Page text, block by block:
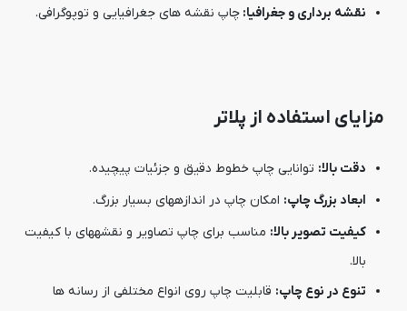
نقشه برداری و جغرافیا: چاپ نقشه های جغرافیایی و توپوگرافی.
مزایای استفاده از پلاتر
دقت بالا: توانایی چاپ خطوط دقیق و جزئیات پیچیده.
ابعاد بزرگ چاپ: امکان چاپ در اندازههای بسیار بزرگ.
کیفیت تصویر بالا: مناسب برای چاپ تصاویر و نقشههای با کیفیت
بالا.
تنوع در نوع چاپ: قابلیت چاپ روی انواع مختلفی از رسانه ها